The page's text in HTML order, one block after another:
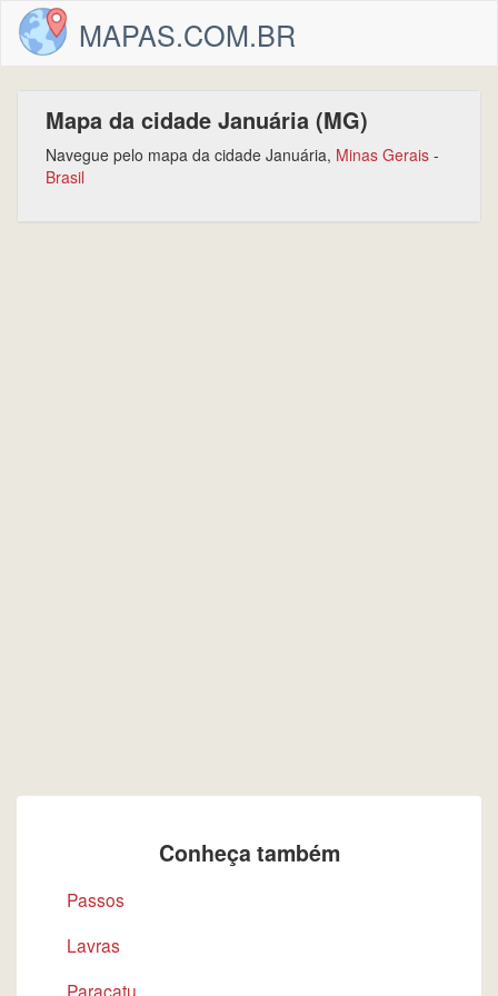
MAPAS.COM.BR
Mapa da cidade Januária (MG)
Navegue pelo mapa da cidade Januária, Minas Gerais -
Brasil
Conheça também
Passos
Lavras
Paracatu